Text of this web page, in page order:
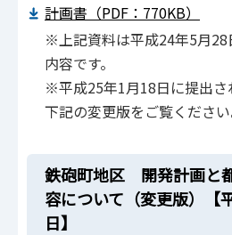
計画書（PDF：770KB）
※上記資料は平成24年5月28
内容です。
※平成25年1月18日に提出さ
下記の変更版をご覧ください
鉄砲町地区 開発計画と
容について（変更版）【
日】